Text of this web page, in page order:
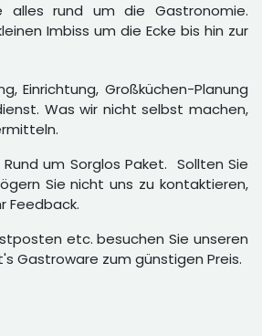
alles rund um die Gastronomie.
Imbiss um die Ecke bis hin zur
Einrichtung, Großküchen-Planung
Was wir nicht selbst machen,
um Sorglos Paket. Sollten Sie
Sie nicht uns zu kontaktieren,
Feedback.
etc. besuchen Sie unseren
Gastroware zum günstigen Preis.